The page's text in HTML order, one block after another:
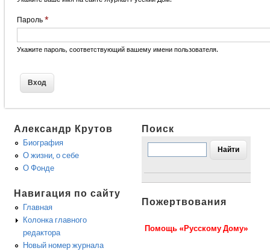
Пароль *
Укажите пароль, соответствующий вашему имени пользователя.
Александр Крутов
Биография
О жизни, о себе
О Фонде
Навигация по сайту
Главная
Колонка главного
редактора
Новый номер журнала
Поиск
Пожертвования
Помощь «Русскому Дому»